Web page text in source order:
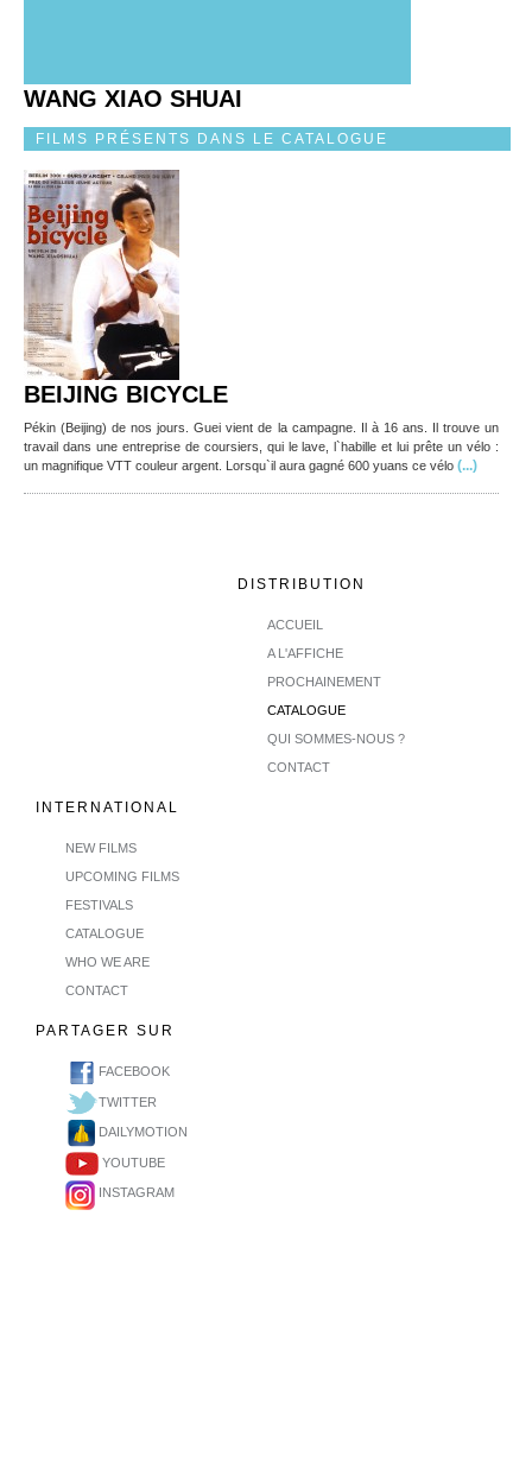
WANG XIAO SHUAI
FILMS PRÉSENTS DANS LE CATALOGUE
BEIJING BICYCLE
Pékin (Beijing) de nos jours. Guei vient de la campagne. Il à 16 ans. Il trouve un
travail dans une entreprise de coursiers, qui le lave, l`habille et lui prête un vélo :
un magnifique VTT couleur argent. Lorsqu`il aura gagné 600 yuans ce vélo (...)
DISTRIBUTION
ACCUEIL
A L'AFFICHE
PROCHAINEMENT
CATALOGUE
QUI SOMMES-NOUS ?
CONTACT
INTERNATIONAL
NEW FILMS
UPCOMING FILMS
FESTIVALS
CATALOGUE
WHO WE ARE
CONTACT
PARTAGER SUR
FACEBOOK
TWITTER
DAILYMOTION
YOUTUBE
INSTAGRAM